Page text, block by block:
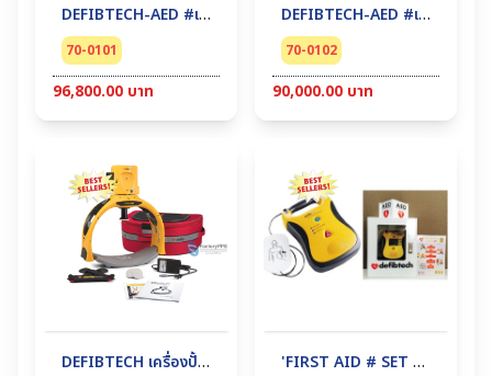
DEFIBTECH-AED #เครื่องกระตุ้นหัวใจด้วยไฟฟ้าชนิดอัตโนมัติ Lifeline View (Thai+English)
70-0101
96,800.00 บาท
DEFIBTECH-AED #เครื่องกระตุ้นหัวใจด้วยไฟฟ้าชนิดอัตโนมัติ Lifeline DDU-100 (Thai/Englist)
70-0102
90,000.00 บาท
DEFIBTECH เครื่องปั้มหัวใจ อัตโนมัติ รุ่น Lifeline ARM (Auto CPR) 'FIRST AID # SET 1 Lifeline DDU-100 แบบไม่มีหน้าจอ พร้อมตู้เก็บ : AED + CABINET DEFIBTECH-AED #เครื่องกระตุ้นหัวใจด้วยไฟฟ้าชนิดอัตโนมัติ Lifeline DDU-100 (Thai/Englist)+ตู้ wall mounted cabinet (lock)